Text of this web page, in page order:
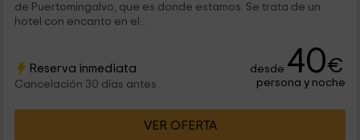
de Puertomingalvo, que es donde estamos. Se trata de un
hotel con encanto en el...
Reserva inmediata
Cancelación 30 días antes
desde 40€
persona y noche
VER OFERTA